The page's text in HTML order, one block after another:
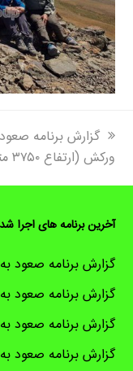
previous
post:
گزارش برنامه
ورکش (ارتفاع ۳۷۵۰ متر)
آخرین برنامه های اجرا
گزارش برنامه صعود به
گزارش برنامه صعود به قله
گزارش برنامه صعود به
گزارش برنامه صعود به